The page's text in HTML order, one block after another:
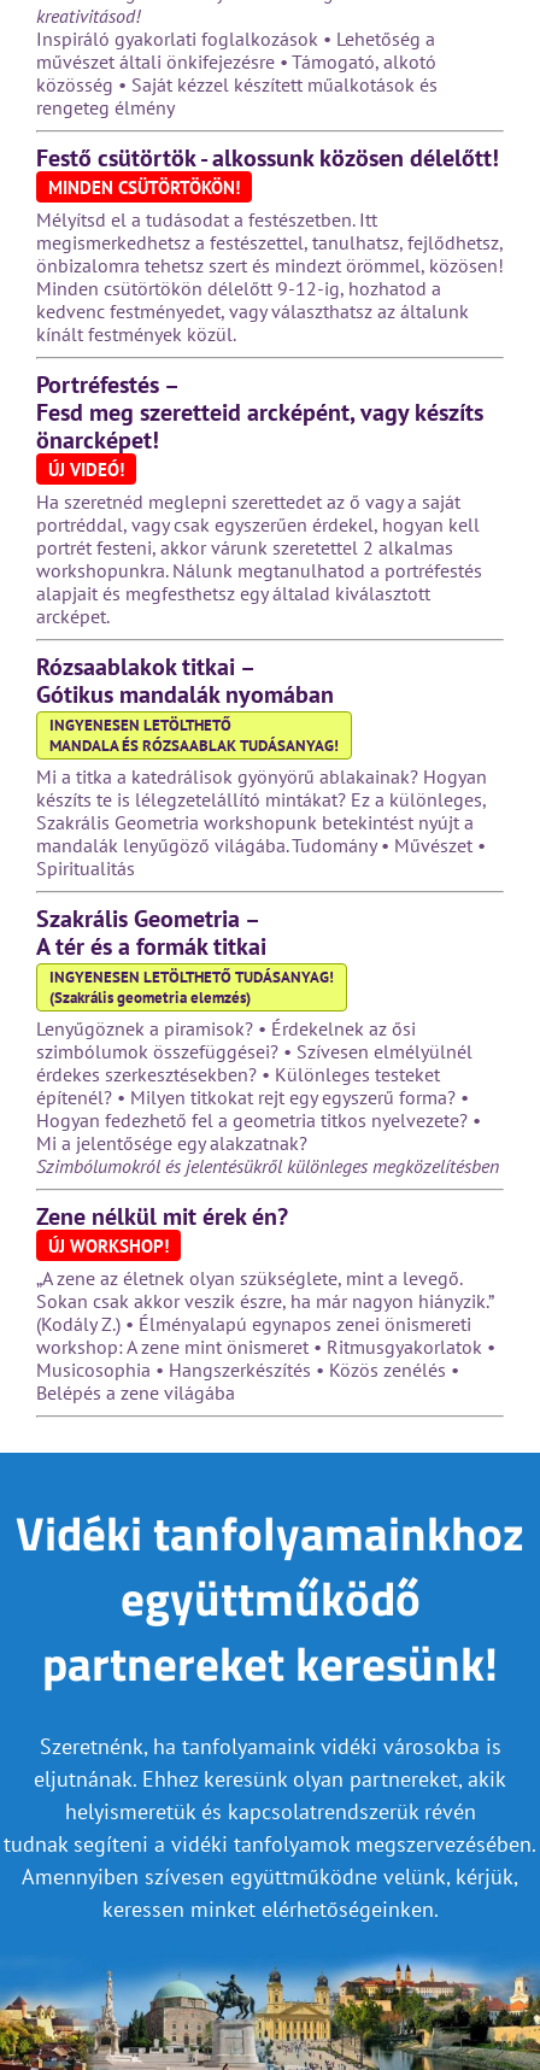
kreativitásod!
Inspiráló gyakorlati foglalkozások • Lehetőség a
művészet általi önkifejezésre • Támogató, alkotó
közösség • Saját kézzel készített műalkotások és
rengeteg élmény
Festő csütörtök - alkossunk közösen délelőtt!
MINDEN CSÜTÖRTÖKÖN!
Mélyítsd el a tudásodat a festészetben. Itt
megismerkedhetsz a festészettel, tanulhatsz, fejlődhetsz,
önbizalomra tehetsz szert és mindezt örömmel, közösen!
Minden csütörtökön délelőtt 9-12-ig, hozhatod a
kedvenc festményedet, vagy választhatsz az általunk
kínált festmények közül.
Portréfestés –
Fesd meg szeretteid arcképént, vagy készíts
önarcképet!
ÚJ VIDEÓ!
Ha szeretnéd meglepni szerettedet az ő vagy a saját
portréddal, vagy csak egyszerűen érdekel, hogyan kell
portrét festeni, akkor várunk szeretettel 2 alkalmas
workshopunkra. Nálunk megtanulhatod a portréfestés
alapjait és megfesthetsz egy általad kiválasztott
arcképet.
Rózsaablakok titkai –
Gótikus mandalák nyomában
INGYENESEN LETÖLTHETŐ
MANDALA ÉS RÓZSAABLAK TUDÁSANYAG!
Mi a titka a katedrálisok gyönyörű ablakainak? Hogyan
készíts te is lélegzetelállító mintákat? Ez a különleges,
Szakrális Geometria workshopunk betekintést nyújt a
mandalák lenyűgöző világába. Tudomány • Művészet •
Spiritualitás
Szakrális Geometria –
A tér és a formák titkai
INGYENESEN LETÖLTHETŐ TUDÁSANYAG!
(Szakrális geometria elemzés)
Lenyűgöznek a piramisok? • Érdekelnek az ősi
szimbólumok összefüggései? • Szívesen elmélyülnél
érdekes szerkesztésekben? • Különleges testeket
építenél? • Milyen titkokat rejt egy egyszerű forma? •
Hogyan fedezhető fel a geometria titkos nyelvezete? •
Mi a jelentősége egy alakzatnak?
Szimbólumokról és jelentésükről különleges megközelítésben
Zene nélkül mit érek én?
ÚJ WORKSHOP!
„A zene az életnek olyan szükséglete, mint a levegő.
Sokan csak akkor veszik észre, ha már nagyon hiányzik.”
(Kodály Z.) • Élményalapú egynapos zenei önismereti
workshop: A zene mint önismeret • Ritmusgyakorlatok •
Musicosophia • Hangszerkészítés • Közös zenélés •
Belépés a zene világába
Vidéki tanfolyamainkhoz
együttműködő
partnereket keresünk!
Szeretnénk, ha tanfolyamaink vidéki városokba is
eljutnának. Ehhez keresünk olyan partnereket, akik
helyismeretük és kapcsolatrendszerük révén
tudnak segíteni a vidéki tanfolyamok megszervezésében.
Amennyiben szívesen együttműködne velünk, kérjük,
keressen minket elérhetőségeinken.